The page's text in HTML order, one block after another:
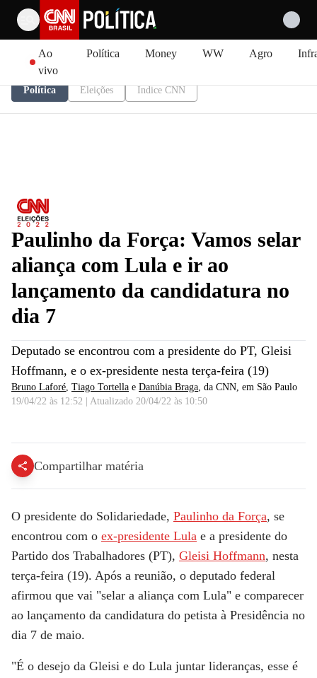
Ao
vivo
Política Money WW Agro
Política Eleições Índice CNN
Paulinho da Força: Vamos selar
aliança com Lula e ir ao
lançamento da candidatura no
dia 7
Deputado se encontrou com a presidente do PT, Gleisi
Hoffmann, e o ex-presidente nesta terça-feira (19)
Bruno Laforé, Tiago Tortella e Danúbia Braga, da CNN, em São Paulo
19/04/22 às 12:52
Atualizado 20/04/22 às 10:50
Paulinho da Força: Vamos selar aliança com Lula | VISÃO CNN
Compartilhar matéria
O presidente do Solidariedade, Paulinho da Força, se
encontrou com o ex-presidente Lula e a presidente do
Partido dos Trabalhadores (PT), Gleisi Hoffmann, nesta
terça-feira (19). Após a reunião, o deputado federal
afirmou que vai "selar a aliança com Lula" e comparecer
ao lançamento da candidatura do petista à Presidência no
dia 7 de maio.
"É o desejo da Gleisi e do Lula juntar lideranças, esse é